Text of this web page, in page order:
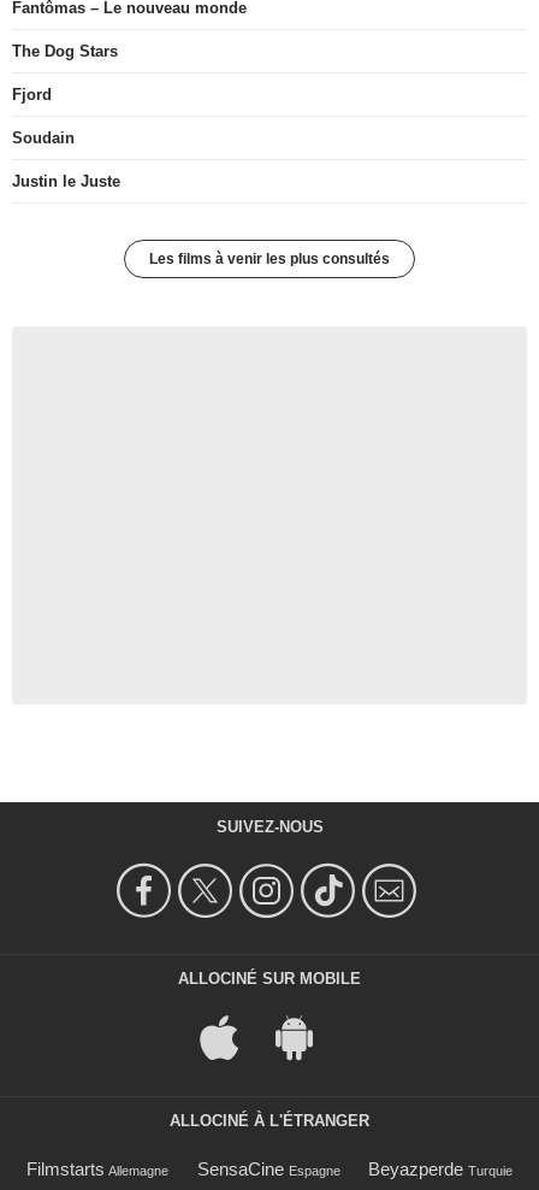
Fantômas – Le nouveau monde
The Dog Stars
Fjord
Soudain
Justin le Juste
Les films à venir les plus consultés
SUIVEZ-NOUS
ALLOCINÉ SUR MOBILE
ALLOCINÉ À L'ÉTRANGER
Filmstarts Allemagne SensaCine Espagne Beyazperde Turquie